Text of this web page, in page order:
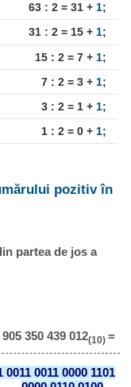
63 : 2 = 31 + 1;
31 : 2 = 15 + 1;
15 : 2 = 7 + 1;
7 : 2 = 3 + 1;
3 : 2 = 1 + 1;
1 : 2 = 0 + 1;
pozitiv în
partea de jos a
350 439 012(10) =
0011 0011 0000 1101